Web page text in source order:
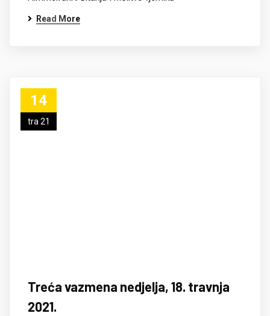
Read More
14
tra 21
Treća vazmena nedjelja, 18. travnja
2021.